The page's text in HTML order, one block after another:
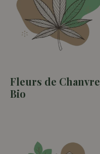
Fleurs de Chanvre
Bio